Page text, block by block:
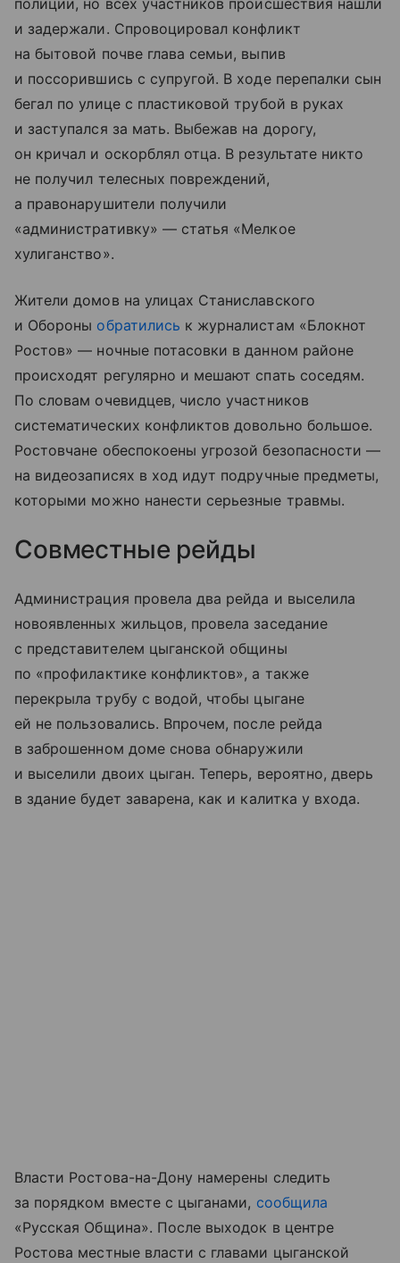
полиции, но всех участников происшествия нашли
и задержали. Спровоцировал конфликт
на бытовой почве глава семьи, выпив
и поссорившись с супругой. В ходе перепалки сын
бегал по улице с пластиковой трубой в руках
и заступался за мать. Выбежав на дорогу,
он кричал и оскорблял отца. В результате никто
не получил телесных повреждений,
а правонарушители получили
«административку» — статья «Мелкое
хулиганство».
Жители домов на улицах Станиславского
и Обороны обратились к журналистам «Блокнот
Ростов» — ночные потасовки в данном районе
происходят регулярно и мешают спать соседям.
По словам очевидцев, число участников
систематических конфликтов довольно большое.
Ростовчане обеспокоены угрозой безопасности —
на видеозаписях в ход идут подручные предметы,
которыми можно нанести серьезные травмы.
Совместные рейды
Администрация провела два рейда и выселила
новоявленных жильцов, провела заседание
с представителем цыганской общины
по «профилактике конфликтов», а также
перекрыла трубу с водой, чтобы цыгане
ей не пользовались. Впрочем, после рейда
в заброшенном доме снова обнаружили
и выселили двоих цыган. Теперь, вероятно, дверь
в здание будет заварена, как и калитка у входа.
Власти Ростова-на-Дону намерены следить
за порядком вместе с цыганами, сообщила
«Русская Община». После выходок в центре
Ростова местные власти с главами цыганской